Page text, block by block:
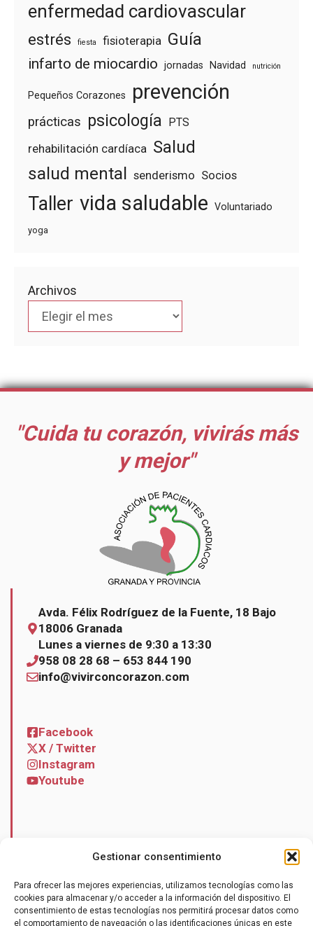
Gestionar consentimiento
Para ofrecer las mejores experiencias, utilizamos tecnologías como las
cookies para almacenar y/o acceder a la información del dispositivo. El
consentimiento de estas tecnologías nos permitirá procesar datos como
el comportamiento de navegación o las identificaciones únicas en este
enfermedad cardiovascular
estrés fiesta fisioterapia Guía
infarto de miocardio jornadas Navidad nutrición
Pequeños Corazones prevención
prácticas psicología PTS
rehabilitación cardíaca Salud
salud mental senderismo Socios
Taller vida saludable Voluntariado
yoga
Archivos
"Cuida tu corazón, vivirás más
y mejor"
Avda. Félix Rodríguez de la Fuente, 18 Bajo
18006 Granada
Lunes a viernes de 9:30 a 13:30
958 08 28 68 – 653 844 190
info@vivirconcorazon.com
Facebook
X / Twitter
Instagram
Youtube
Contacto